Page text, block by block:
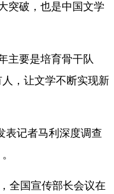
突破，也是中国文学
主要是培育骨干队
，让文学不断实现新
表记者马利深度调查
全国宣传部长会议在